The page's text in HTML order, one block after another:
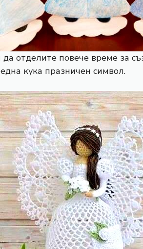
да отделите повече време за
кука празничен символ.